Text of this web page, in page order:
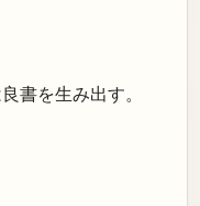
書を生み出す。